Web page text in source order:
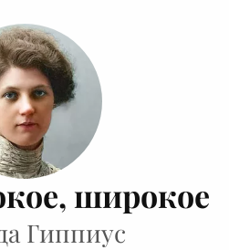
широкое
Гиппиус